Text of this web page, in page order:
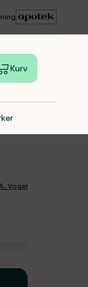
Kurv
Vogel